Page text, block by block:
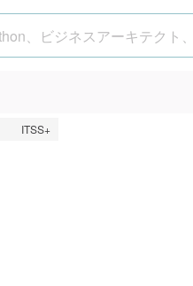
ITSS+